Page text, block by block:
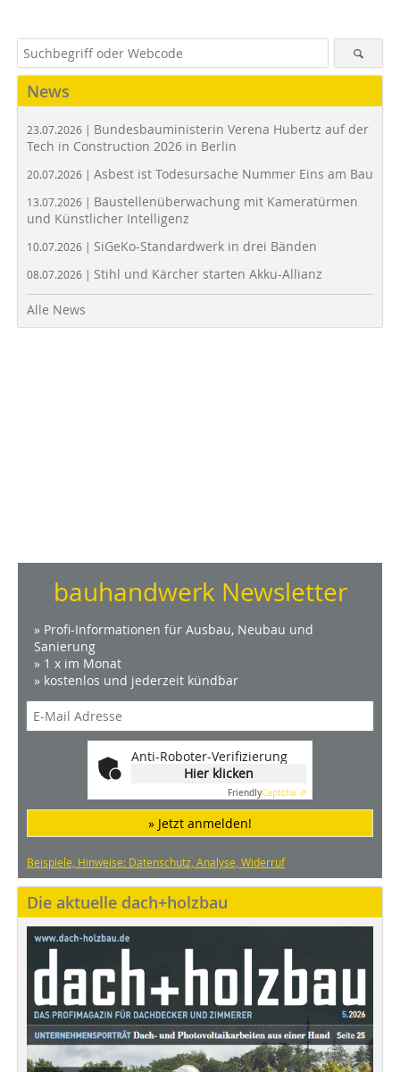
News
23.07.2026 | Bundesbauministerin Verena Hubertz auf der
Tech in Construction 2026 in Berlin
20.07.2026 | Asbest ist Todesursache Nummer Eins am Bau
13.07.2026 | Baustellenüberwachung mit Kameratürmen
und Künstlicher Intelligenz
10.07.2026 | SiGeKo-Standardwerk in drei Bänden
08.07.2026 | Stihl und Kärcher starten Akku-Allianz
Alle News
bauhandwerk Newsletter
» Profi-Informationen für Ausbau, Neubau und
Sanierung
» 1 x im Monat
» kostenlos und jederzeit kündbar
Anti-Roboter-Verifizierung
Hier klicken
FriendlyCaptcha ⇗
» Jetzt anmelden!
Beispiele, Hinweise: Datenschutz, Analyse, Widerruf
Die aktuelle dach+holzbau